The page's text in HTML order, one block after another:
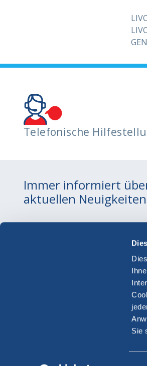
Sie
Telefonische
Immer informiert
aktuellen Neuigkeiten
LOONEY TUNES and all